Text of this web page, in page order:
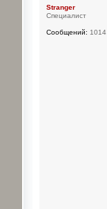
Stranger
Специалист
Сообщений: 1014